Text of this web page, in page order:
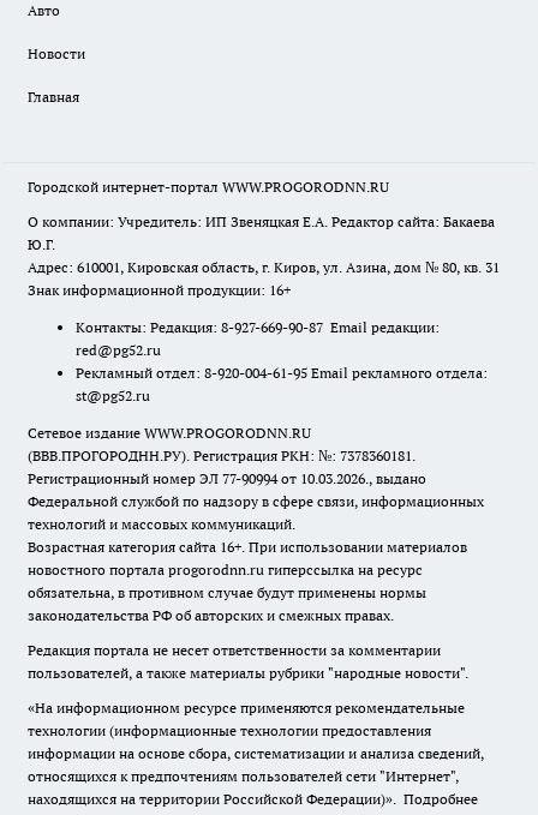
Авто
Новости
Главная
Городской интернет-портал WWW.PROGORODNN.RU
О компании: Учредитель: ИП Звеняцкая Е.А. Редактор сайта: Бакаева
Ю.Г.
Адрес: 610001, Кировская область, г. Киров, ул. Азина, дом № 80, кв. 31
Знак информационной продукции: 16+
Контакты: Редакция: 8-927-669-90-87 Email редакции:
red@pg52.ru
Рекламный отдел: 8-920-004-61-95 Email рекламного отдела:
st@pg52.ru
Сетевое издание WWW.PROGORODNN.RU
(ВВВ.ПРОГОРОДНН.РУ). Регистрация РКН: №: 7378360181.
Регистрационный номер ЭЛ 77-90994 от 10.03.2026., выдано
Федеральной службой по надзору в сфере связи, информационных
технологий и массовых коммуникаций.
Возрастная категория сайта 16+. При использовании материалов
новостного портала progorodnn.ru гиперссылка на ресурс
обязательна, в противном случае будут применены нормы
законодательства РФ об авторских и смежных правах.
Редакция портала не несет ответственности за комментарии
пользователей, а также материалы рубрики "народные новости".
«На информационном ресурсе применяются рекомендательные
технологии (информационные технологии предоставления
информации на основе сбора, систематизации и анализа сведений,
относящихся к предпочтениям пользователей сети "Интернет",
находящихся на территории Российской Федерации)». Подробнее